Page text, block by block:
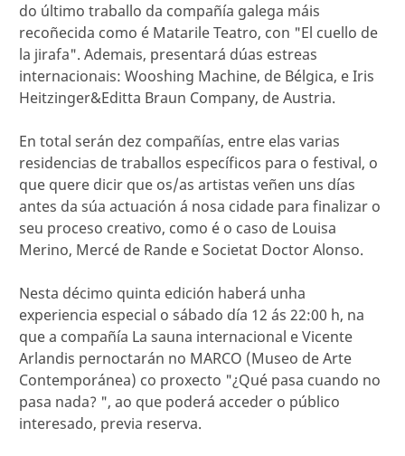
do último traballo da compañía galega máis
recoñecida como é Matarile Teatro, con "El cuello de
la jirafa". Ademais, presentará dúas estreas
internacionais: Wooshing Machine, de Bélgica, e Iris
Heitzinger&Editta Braun Company, de Austria.
En total serán dez compañías, entre elas varias
residencias de traballos específicos para o festival, o
que quere dicir que os/as artistas veñen uns días
antes da súa actuación á nosa cidade para finalizar o
seu proceso creativo, como é o caso de Louisa
Merino, Mercé de Rande e Societat Doctor Alonso.
Nesta décimo quinta edición haberá unha
experiencia especial o sábado día 12 ás 22:00 h, na
que a compañía La sauna internacional e Vicente
Arlandis pernoctarán no MARCO (Museo de Arte
Contemporánea) co proxecto "¿Qué pasa cuando no
pasa nada? ", ao que poderá acceder o público
interesado, previa reserva.